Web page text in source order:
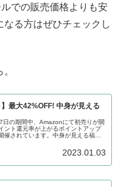
での販売価格よりも安
る方はぜひチェックし
】最大42%OFF! 中身が見える
の期間中、Amazonにて初売りが開
ント還元率が上がるポイントアップ
催されています。中身が見える福袋
2023.01.03